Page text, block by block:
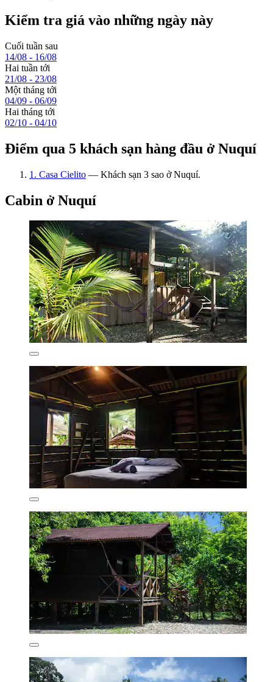
Kiểm tra giá vào những ngày này
Cuối tuần sau
14/08 - 16/08
Hai tuần tới
21/08 - 23/08
Một tháng tới
04/09 - 06/09
Hai tháng tới
02/10 - 04/10
Điểm qua 5 khách sạn hàng đầu ở Nuquí
1. Casa Cielito — Khách sạn 3 sao ở Nuquí.
Cabin ở Nuquí